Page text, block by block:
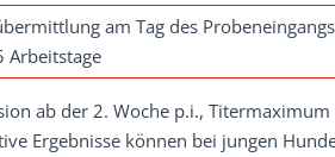
am Tag des
Arbeitstage
ab der 2. Woche p.i., Titermaximum
Ergebnisse können bei jungen